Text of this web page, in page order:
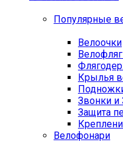
Популярные
Велоочки
Крылья
Звонки и
Защита
Велофонари